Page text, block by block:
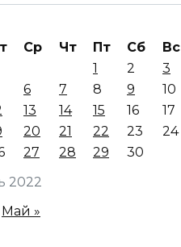
2022
Ср Чт Пт Сб
Вс
1
2
3
6 7 8 9
10
13 14 15 16
17
20 21 22 23
24
27 28 29 30
Май »